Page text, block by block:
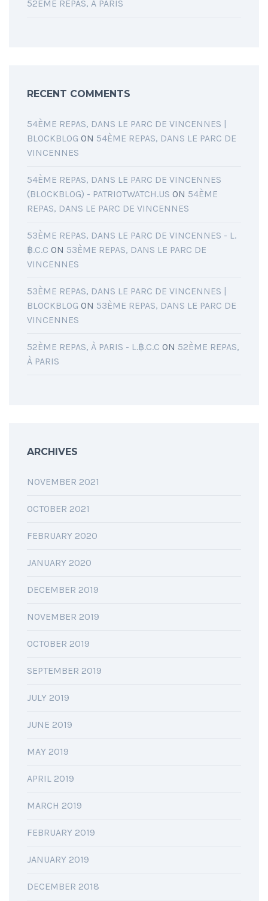
52ÈME REPAS, À PARIS
RECENT COMMENTS
54ÈME REPAS, DANS LE PARC DE VINCENNES |
BLOCKBLOG ON 54ÈME REPAS, DANS LE PARC DE
VINCENNES
54ÈME REPAS, DANS LE PARC DE VINCENNES
(BLOCKBLOG) - PATRIOTWATCH.US ON 54ÈME
REPAS, DANS LE PARC DE VINCENNES
53ÈME REPAS, DANS LE PARC DE VINCENNES - L.
฿.C.C ON 53ÈME REPAS, DANS LE PARC DE
VINCENNES
53ÈME REPAS, DANS LE PARC DE VINCENNES |
BLOCKBLOG ON 53ÈME REPAS, DANS LE PARC DE
VINCENNES
52ÈME REPAS, À PARIS - L.฿.C.C ON 52ÈME REPAS,
À PARIS
ARCHIVES
NOVEMBER 2021
OCTOBER 2021
FEBRUARY 2020
JANUARY 2020
DECEMBER 2019
NOVEMBER 2019
OCTOBER 2019
SEPTEMBER 2019
JULY 2019
JUNE 2019
MAY 2019
APRIL 2019
MARCH 2019
FEBRUARY 2019
JANUARY 2019
DECEMBER 2018